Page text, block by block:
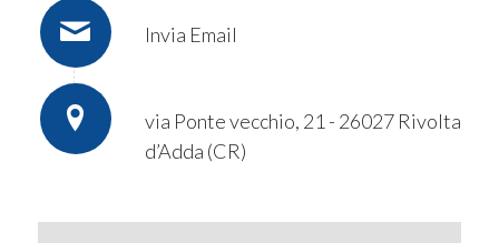
Invia Email
via Ponte vecchio, 21 - 26027 Rivolta
d’Adda (CR)